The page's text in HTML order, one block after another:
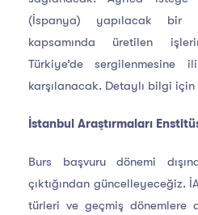
(İspanya) yapılacak bir
kapsamında üretilen
Türkiye’de
karşılanacak. Detaylı bilgi
İstanbul Araştırmaları
Burs başvuru dönemi
çıktığından güncelleyeceğiz.
türleri ve geçmiş dönemlere